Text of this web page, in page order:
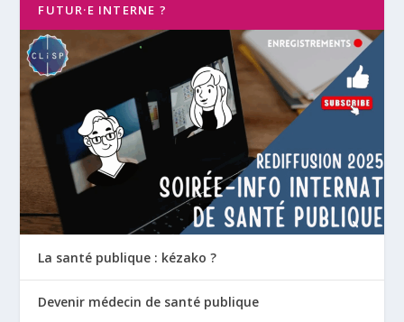
FUTUR·E INTERNE ?
La santé publique : kézako ?
Devenir médecin de santé publique